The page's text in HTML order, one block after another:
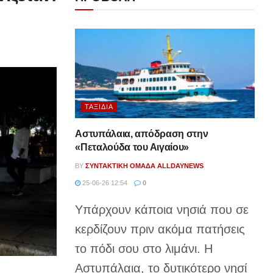
ΤΑΞΊΔΙΑ
Αστυπάλαια, απόδραση στην
«Πεταλούδα του Αιγαίου»
BY ΣΥΝΤΑΚΤΙΚΉ ΟΜΆΔΑ ALLDAYNEWS
25-06-26 12:54 0
Υπάρχουν κάποια νησιά που σε
κερδίζουν πριν ακόμα πατήσεις
το πόδι σου στο λιμάνι. Η
Αστυπάλαια, το δυτικότερο νησί